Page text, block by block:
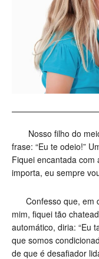
Nosso filho do
frase: “Eu te odeio!”
Fiquei encantada com
importa, eu sempre
Confesso que, em
mim, fiquei tão
automático, diria: “Eu
que somos
de que é desafiador